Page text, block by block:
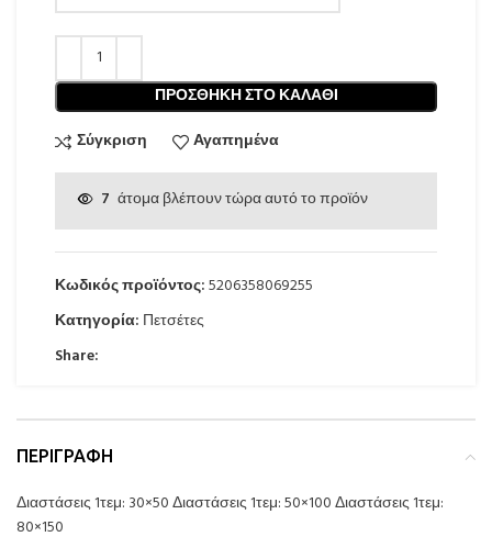
ΠΡΟΣΘΉΚΗ ΣΤΟ ΚΑΛΆΘΙ
Σύγκριση
Αγαπημένα
7 άτομα βλέπουν τώρα αυτό το προϊόν
Κωδικός προϊόντος:5206358069255
Κατηγορία: Πετσέτες
Share:
ΠΕΡΙΓΡΑΦΉ
Διαστάσεις 1τεμ: 30×50 Διαστάσεις 1τεμ: 50×100 Διαστάσεις 1τεμ:
80×150